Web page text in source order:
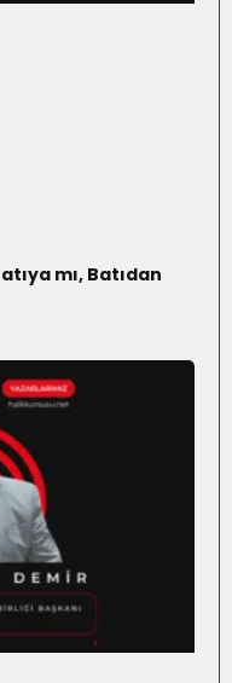
mı, Batıdan